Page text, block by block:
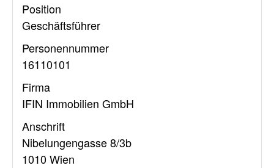
Position
Geschäftsführer
Personennummer
16110101
Firma
IFIN Immobilien GmbH
Anschrift
Nibelungengasse 8/3b
1010 Wien